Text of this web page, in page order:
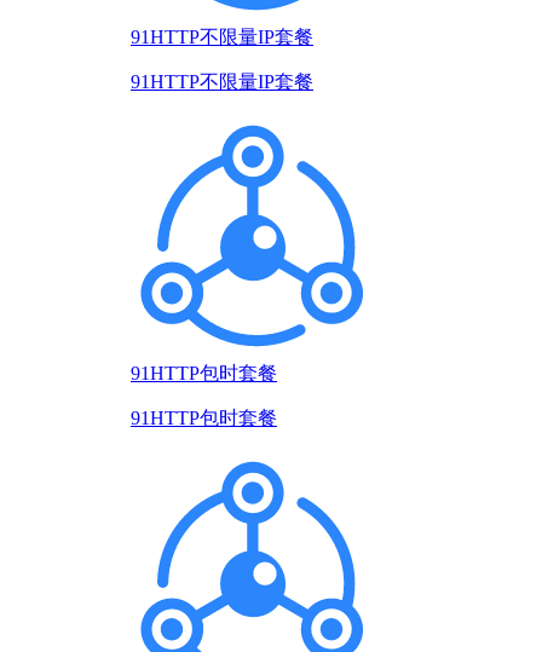
91HTTP不限量IP套餐
91HTTP不限量IP套餐
91HTTP包时套餐
91HTTP包时套餐